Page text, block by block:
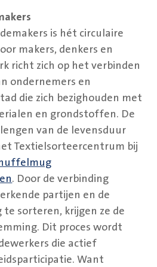
is hét circulaire
makers, denkers en
richt zich op het verbinden
ondernemers en
die zich bezighouden met
en grondstoffen. De
van de levensduur
Textielsorteercentrum bij
. Door de verbinding
partijen en de
te sorteren, krijgen ze de
Dit proces wordt
die actief
Want